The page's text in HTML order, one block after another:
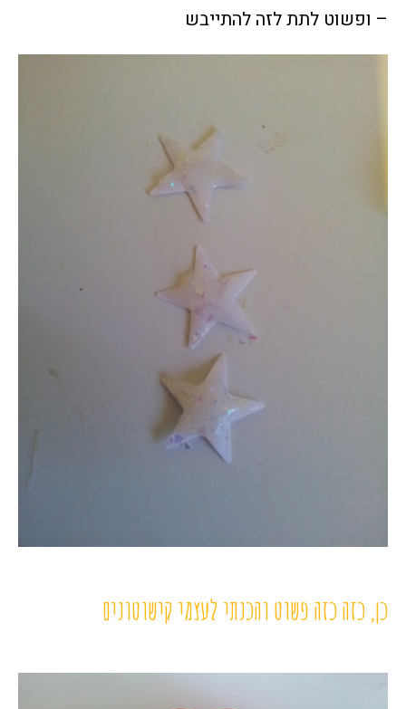
– ופשוט לתת לזה להתייבש
כן, כזה כזה פשוט והכנתי לעצמי קישוטונים